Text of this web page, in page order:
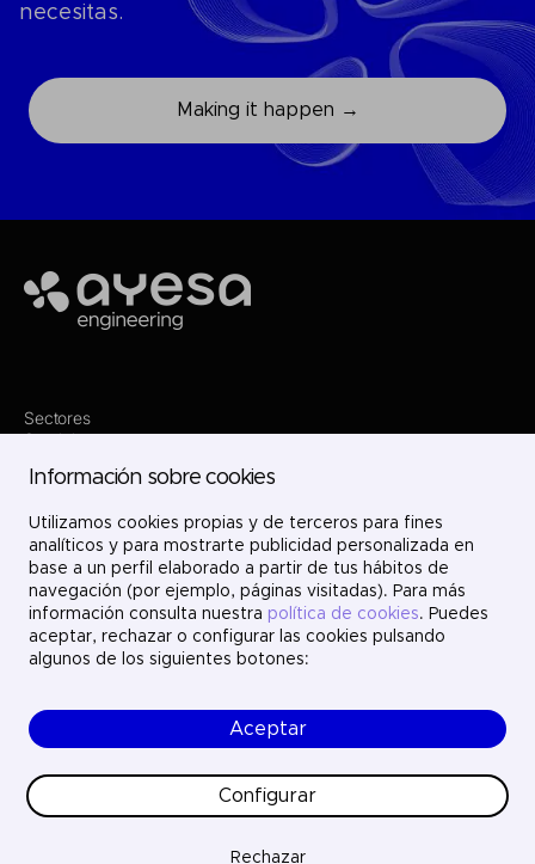
necesitas.
Making it happen →
Ayesa
Sectores
Servicios
Proyectos
Únete
Contacto
LinkedIn
X
Instagram
YouTube
© Ayesa Engineering. Todos los derechos reservados.
Política de cookies
Política de privacidad
Ética y cumplimiento
Información sobre cookies
Utilizamos cookies propias y de terceros para fines
analíticos y para mostrarte publicidad personalizada en
base a un perfil elaborado a partir de tus hábitos de
navegación (por ejemplo, páginas visitadas). Para más
información consulta nuestra política de cookies. Puedes
aceptar, rechazar o configurar las cookies pulsando
algunos de los siguientes botones:
Aceptar
Configurar
Rechazar